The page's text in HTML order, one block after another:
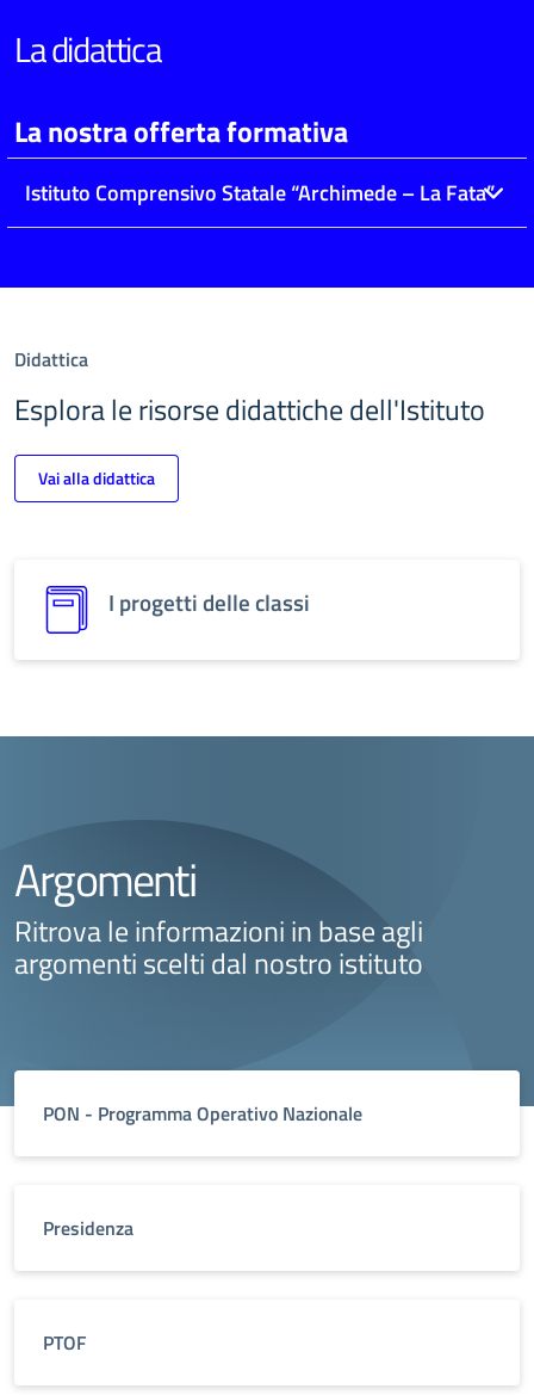
La didattica
La nostra offerta formativa
Istituto Comprensivo Statale “Archimede – La Fata”
Didattica
Esplora le risorse didattiche dell'Istituto
Vai alla didattica
I progetti delle classi
Argomenti
Ritrova le informazioni in base agli
argomenti scelti dal nostro istituto
PON - Programma Operativo Nazionale
Presidenza
PTOF